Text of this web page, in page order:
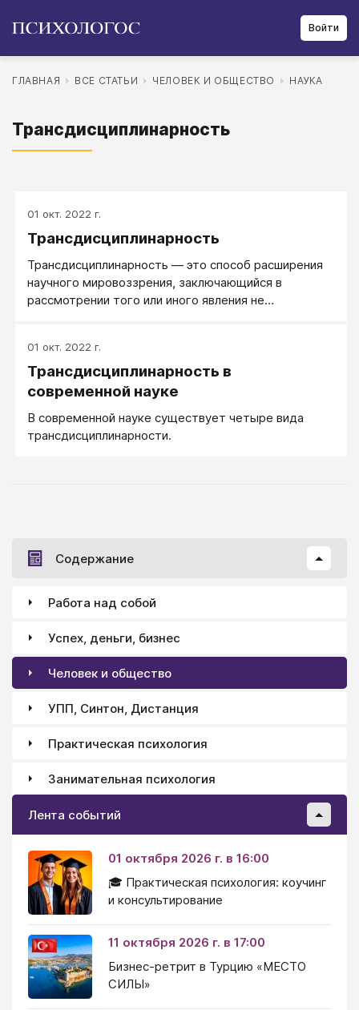
Войти
ГЛАВНАЯ ВСЕ СТАТЬИ ЧЕЛОВЕК И ОБЩЕСТВО НАУКА
Трансдисциплинарность
01 окт. 2022 г.
Трансдисциплинарность
Трансдисциплинарность ― это способ расширения
научного мировоззрения, заключающийся в
рассмотрении того или иного явления не
01 окт. 2022 г.
Трансдисциплинарность в
современной науке
В современной науке существует четыре вида
трансдисциплинарности.
Содержание
Работа над собой
Успех, деньги, бизнес
Человек и общество
УПП, Синтон, Дистанция
Практическая психология
Занимательная психология
Лента событий
01 октября 2026 г. в 16:00
🎓 Практическая психология: коучинг
и консультирование
11 октября 2026 г. в 17:00
Бизнес-ретрит в Турцию «МЕСТО
СИЛЫ»